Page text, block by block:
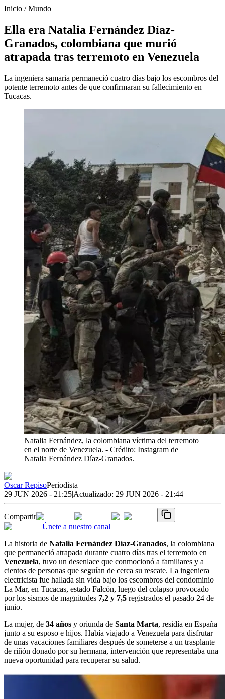
Inicio /Mundo
Ella era Natalia Fernández Díaz-
Granados, colombiana que murió
atrapada tras terremoto en Venezuela
La ingeniera samaria permaneció cuatro días bajo los escombros del
potente terremoto antes de que confirmaran su fallecimiento en
Tucacas.
Natalia Fernández, la colombiana víctima del terremoto
en el norte de Venezuela. - Crédito: Instagram de
Natalia Fernández Díaz-Granados.
Oscar RepisoPeriodista
29 JUN 2026 - 21:25|Actualizado: 29 JUN 2026 - 21:44
Compartir
Únete a nuestro canal
La historia de Natalia Fernández Díaz-Granados, la colombiana
que permaneció atrapada durante cuatro días tras el terremoto en
Venezuela, tuvo un desenlace que conmocionó a familiares y a
cientos de personas que seguían de cerca su rescate. La ingeniera
electricista fue hallada sin vida bajo los escombros del condominio
La Mar, en Tucacas, estado Falcón, luego del colapso provocado
por los sismos de magnitudes 7,2 y 7,5 registrados el pasado 24 de
junio.
La mujer, de 34 años y oriunda de Santa Marta, residía en España
junto a su esposo e hijos. Había viajado a Venezuela para disfrutar
de unas vacaciones familiares después de someterse a un trasplante
de riñón donado por su hermana, intervención que representaba una
nueva oportunidad para recuperar su salud.